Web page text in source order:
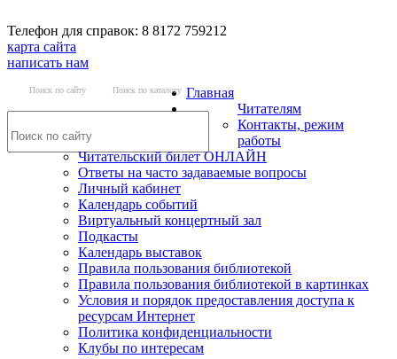
Телефон для справок: 8 8172 759212
карта сайта
написать нам
Поиск по сайту Поиск по каталогу Главная
Читателям
Контакты, режим
работы
Читательский билет ОНЛАЙН
Ответы на часто задаваемые вопросы
Личный кабинет
Календарь событий
Виртуальный концертный зал
Подкасты
Календарь выставок
Правила пользования библиотекой
Правила пользования библиотекой в картинках
Условия и порядок предоставления доступа к
ресурсам Интернет
Политика конфиденциальности
Клубы по интересам